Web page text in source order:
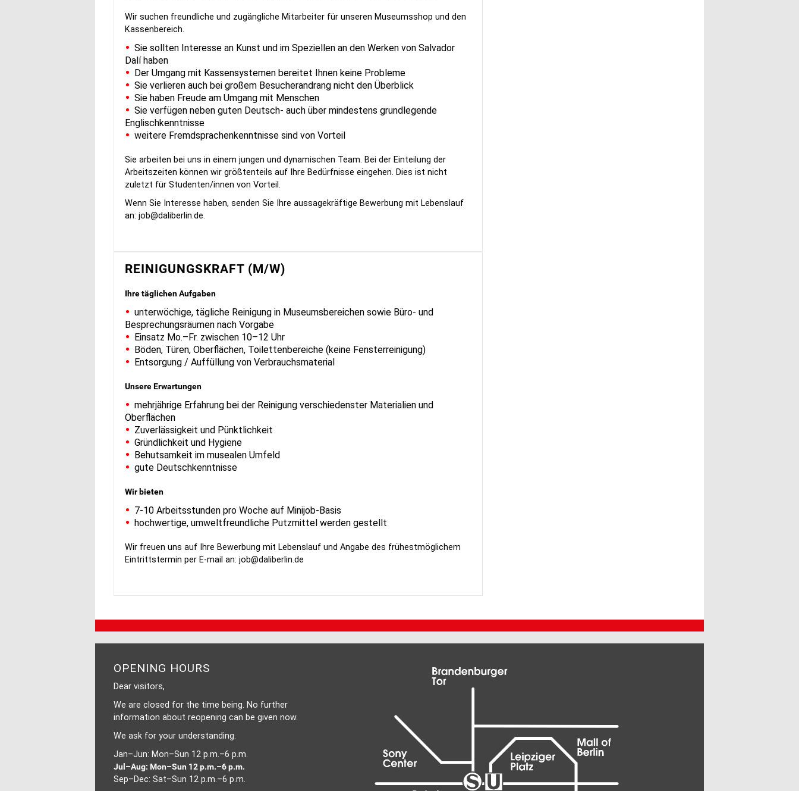
Wir suchen freundliche und zugängliche Mitarbeiter für unseren Museumsshop und den
Kassenbereich.
Sie sollten Interesse an Kunst und im Speziellen an den Werken von Salvador
Dalí haben
Der Umgang mit Kassensystemen bereitet Ihnen keine Probleme
Sie verlieren auch bei großem Besucherandrang nicht den Überblick
Sie haben Freude am Umgang mit Menschen
Sie verfügen neben guten Deutsch- auch über mindestens grundlegende
Englischkenntnisse
weitere Fremdsprachenkenntnisse sind von Vorteil
Sie arbeiten bei uns in einem jungen und dynamischen Team. Bei der Einteilung der
Arbeitszeiten können wir größtenteils auf Ihre Bedürfnisse eingehen. Dies ist nicht
zuletzt für Studenten/innen von Vorteil.
Wenn Sie Interesse haben, senden Sie Ihre aussagekräftige Bewerbung mit Lebenslauf
an:job@daliberlin.de.
REINIGUNGSKRAFT (M/W)
Ihre täglichen Aufgaben
unterwöchige, tägliche Reinigung in Museumsbereichen sowie Büro- und
Besprechungsräumen nach Vorgabe
Einsatz Mo.–Fr. zwischen 10–12 Uhr
Böden, Türen, Oberflächen, Toilettenbereiche (keine Fensterreinigung)
Entsorgung / Auffüllung von Verbrauchsmaterial
Unsere Erwartungen
mehrjährige Erfahrung bei der Reinigung verschiedenster Materialien und
Oberflächen
Zuverlässigkeit und Pünktlichkeit
Gründlichkeit und Hygiene
Behutsamkeit im musealen Umfeld
gute Deutschkenntnisse
Wir bieten
7-10 Arbeitsstunden pro Woche auf Minijob-Basis
hochwertige, umweltfreundliche Putzmittel werden gestellt
Wir freuen uns auf Ihre Bewerbung mit Lebenslauf und Angabe des frühestmöglichem
Eintrittstermin per E-mail an:job@daliberlin.de
OPENING HOURS
Dear visitors,
We are closed for the time being. No further
information about reopening can be given now.
We ask for your understanding.
Jan–Jun: Mon–Sun 12 p.m.–6 p.m.
Jul–Aug: Mon–Sun 12 p.m.–6 p.m.
Sep–Dec: Sat–Sun 12 p.m.–6 p.m.